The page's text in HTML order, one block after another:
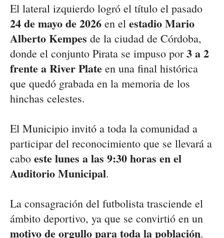
El lateral izquierdo logró el título el pasado
24 de mayo de 2026 en el estadio Mario
Alberto Kempes de la ciudad de Córdoba,
donde el conjunto Pirata se impuso por3 a 2
frente a River Plate en una final histórica
que quedó grabada en la memoria de los
hinchas celestes.
El Municipio invitó a toda la comunidad a
participar del reconocimiento que se llevará a
cabo este lunes a las 9:30 horas en el
Auditorio Municipal.
La consagración del futbolista trasciende el
ámbito deportivo, ya que se convirtió en un
motivo de orgullo para toda la población.